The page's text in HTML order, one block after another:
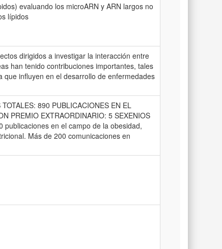
evaluando los microARN y ARN largos no
lípidos
dirigidos a investigar la interacción entre
han tenido contribuciones importantes, tales
influyen en el desarrollo de enfermedades
890 PUBLICACIONES EN EL
PREMIO EXTRAORDINARIO: 5 SEXENIOS
publicaciones en el campo de la obesidad,
Más de 200 comunicaciones en